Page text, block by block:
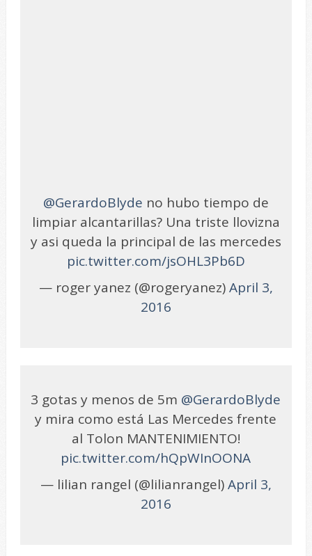
@GerardoBlyde no hubo tiempo de
limpiar alcantarillas? Una triste llovizna
y asi queda la principal de las mercedes
pic.twitter.com/jsOHL3Pb6D
— roger yanez (@rogeryanez)April 3,
2016
3 gotas y menos de 5m @GerardoBlyde
y mira como está Las Mercedes frente
al Tolon MANTENIMIENTO!
pic.twitter.com/hQpWInOONA
— lilian rangel (@lilianrangel)April 3,
2016